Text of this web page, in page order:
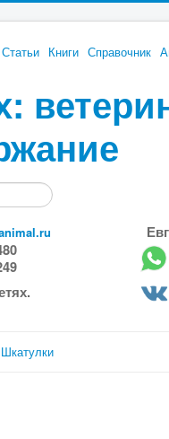
Статьи Книги Справочник
Шкатулки